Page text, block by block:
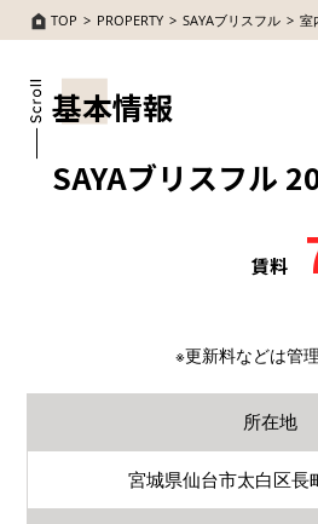
TOP PROPERTY SAYAブリスフル 室
基本情報
SAYAブリスフル
賃料
※更新料などは管
所在地
宮城県仙台市太白区長